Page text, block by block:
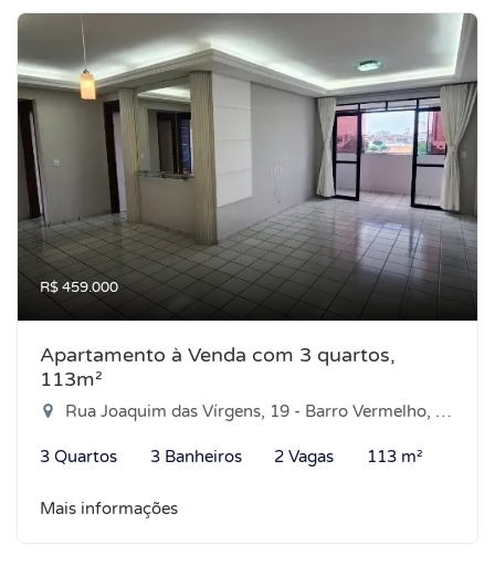
R$ 459.000
Apartamento à Venda com 3 quartos,
113m²
Rua Joaquim das Vírgens, 19 - Barro Vermelho, Natal-RN
3 Quartos 3 Banheiros 2 Vagas 113 m²
Mais informações